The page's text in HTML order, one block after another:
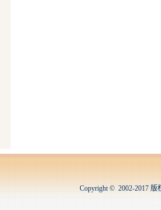
Copyright © 2002-2017